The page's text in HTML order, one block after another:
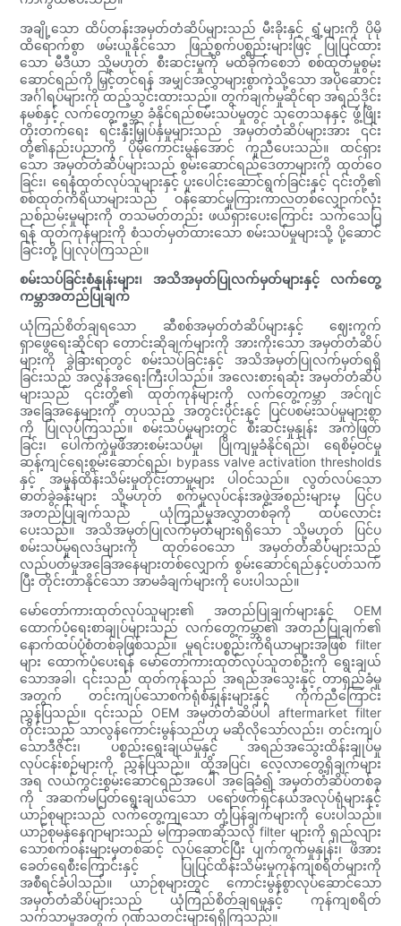
အချို့သော ထိပ်တန်းအမှတ်တံဆိပ်များသည် မီးခိုးနှင့် ရွှံ့များကို ပိုမို
ထိရောက်စွာ ဖမ်းယူနိုင်သော ဖြည့်စွက်ပစ္စည်းများဖြင့် ပြုပြင်ထား
သော မီဒီယာ သို့မဟုတ် စီးဆင်းမှုကို မထိခိုက်စေဘဲ စစ်ထုတ်မှုစွမ်း
ဆောင်ရည်ကို မြှင့်တင်ရန် အမျှင်အလွှာများစွာကဲ့သို့သော အပိုဆောင်း
အင်္ဂါရပ်များကို ထည့်သွင်းထားသည်။ တွက်ချက်မှုဆိုင်ရာ အရည်ဒိုင်း
နမစ်နှင့် လက်တွေ့ကမ္ဘာ ခံနိုင်ရည်စမ်းသပ်မှုတွင် သုတေသနနှင့် ဖွံ့ဖြိုး
တိုးတက်ရေး ရင်းနှီးမြှုပ်နှံမှုများသည် အမှတ်တံဆိပ်များအား ၎င်း
တို့၏နည်းပညာကို ပိုမိုကောင်းမွန်အောင် ကူညီပေးသည်။ ထင်ရှား
သော အမှတ်တံဆိပ်များသည် စွမ်းဆောင်ရည်ဒေတာများကို ထုတ်ဝေ
ခြင်း၊ ရေနံထုတ်လုပ်သူများနှင့် ပူးပေါင်းဆောင်ရွက်ခြင်းနှင့် ၎င်းတို့၏
စစ်ထုတ်ကိရိယာများသည် ဝန်ဆောင်မှုကြားကာလတစ်လျှောက်လုံး
ညစ်ညမ်းမှုများကို တသမတ်တည်း ဖယ်ရှားပေးကြောင်း သက်သေပြ
ရန် ထုတ်ကုန်များကို စံသတ်မှတ်ထားသော စမ်းသပ်မှုများသို့ ပို့ဆောင်
ခြင်းတို့ ပြုလုပ်ကြသည်။
စမ်းသပ်ခြင်းစံနှုန်းများ၊ အသိအမှတ်ပြုလက်မှတ်များနှင့် လက်တွေ့
ကမ္ဘာအတည်ပြုချက်
ယုံကြည်စိတ်ချရသော ဆီစစ်အမှတ်တံဆိပ်များနှင့် ဈေးကွက်
ရှာဖွေရေးဆိုင်ရာ တောင်းဆိုချက်များကို အားကိုးသော အမှတ်တံဆိပ်
များကို ခွဲခြားရာတွင် စမ်းသပ်ခြင်းနှင့် အသိအမှတ်ပြုလက်မှတ်ရရှိ
ခြင်းသည် အလွန်အရေးကြီးပါသည်။ အလေးစားရဆုံး အမှတ်တံဆိပ်
များသည် ၎င်းတို့၏ ထုတ်ကုန်များကို လက်တွေ့ကမ္ဘာ အင်ဂျင်
အခြေအနေများကို တုပသည့် အတွင်းပိုင်းနှင့် ပြင်ပစမ်းသပ်မှုများစွာ
ကို ပြုလုပ်ကြသည်။ စမ်းသပ်မှုများတွင် စီးဆင်းမှုနှုန်း အကဲဖြတ်
ခြင်း၊ ပေါက်ကွဲမှုဖိအားစမ်းသပ်မှု၊ ပြိုကျမှုခံနိုင်ရည်၊ ရေစိမ့်ဝင်မှု
ဆန့်ကျင်ရေးစွမ်းဆောင်ရည်၊ bypass valve activation thresholds
နှင့် အမှုန်ထိန်းသိမ်းမှုတိုင်းတာမှုများ ပါဝင်သည်။ လွတ်လပ်သော
ဓာတ်ခွဲခန်းများ သို့မဟုတ် စက်မှုလုပ်ငန်းအဖွဲ့အစည်းများမှ ပြင်ပ
အတည်ပြုချက်သည် ယုံကြည်မှုအလွှာတစ်ခုကို ထပ်လောင်း
ပေးသည်။ အသိအမှတ်ပြုလက်မှတ်များရရှိသော သို့မဟုတ် ပြင်ပ
စမ်းသပ်မှုရလဒ်များကို ထုတ်ဝေသော အမှတ်တံဆိပ်များသည်
လည်ပတ်မှုအခြေအနေများတစ်လျှောက် စွမ်းဆောင်ရည်နှင့်ပတ်သက်
ပြီး တိုင်းတာနိုင်သော အာမခံချက်များကို ပေးပါသည်။
မော်တော်ကားထုတ်လုပ်သူများ၏ အတည်ပြုချက်များနှင့် OEM
ထောက်ပံ့ရေးစာချုပ်များသည် လက်တွေ့ကမ္ဘာ၏ အတည်ပြုချက်၏
နောက်ထပ်ပုံစံတစ်ခုဖြစ်သည်။ မူရင်းပစ္စည်းကိရိယာများအဖြစ် filter
များ ထောက်ပံ့ပေးရန် မော်တော်ကားထုတ်လုပ်သူတစ်ဦးကို ရွေးချယ်
သောအခါ၊ ၎င်းသည် ထုတ်ကုန်သည် အရည်အသွေးနှင့် တာရှည်ခံမှု
အတွက် တင်းကျပ်သောစက်ရုံစံနှုန်းများနှင့် ကိုက်ညီကြောင်း
ညွှန်ပြသည်။ ၎င်းသည် OEM အမှတ်တံဆိပ်ပါ aftermarket filter
တိုင်းသည် သာလွန်ကောင်းမွန်သည်ဟု မဆိုလိုသော်လည်း၊ တင်းကျပ်
သောဒီဇိုင်း၊ ပစ္စည်းရွေးချယ်မှုနှင့် အရည်အသွေးထိန်းချုပ်မှု
လုပ်ငန်းစဉ်များကို ညွှန်ပြသည်။ ထို့အပြင်၊ လေ့လာတွေ့ရှိချက်များ
အရ လယ်ကွင်းစွမ်းဆောင်ရည်အပေါ် အခြေခံ၍ အမှတ်တံဆိပ်တစ်ခု
ကို အဆက်မပြတ်ရွေးချယ်သော ပရော်ဖက်ရှင်နယ်အလုပ်ရုံများနှင့်
ယာဉ်စုများသည် လက်တွေ့ကျသော တုံ့ပြန်ချက်များကို ပေးပါသည်။
ယာဉ်စုမန်နေဂျာများသည် မကြာခဏဆိုသလို filter များကို ရှည်လျား
သောစက်ဝန်းများမှတစ်ဆင့် လုပ်ဆောင်ပြီး ပျက်ကွက်မှုနှုန်း၊ ဖိအား
ခေတ်ရေစီးကြောင်းနှင့် ပြုပြင်ထိန်းသိမ်းမှုကုန်ကျစရိတ်များကို
အစီရင်ခံပါသည်။ ယာဉ်စုများတွင် ကောင်းမွန်စွာလုပ်ဆောင်သော
အမှတ်တံဆိပ်များသည် ယုံကြည်စိတ်ချရမှုနှင့် ကုန်ကျစရိတ်
သက်သာမှုအတွက် ဂုဏ်သတင်းများရရှိကြသည်။